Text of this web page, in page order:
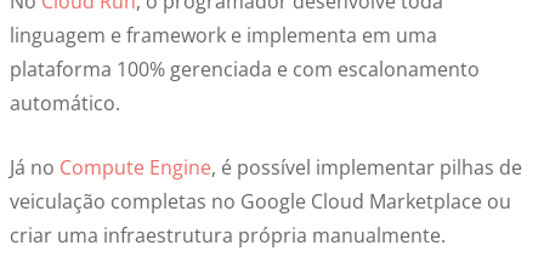
linguagem e framework e implementa em uma
plataforma 100% gerenciada e com escalonamento
automático.
Já no Compute Engine, é possível implementar pilhas de
veiculação completas no Google Cloud Marketplace ou
criar uma infraestrutura própria manualmente.